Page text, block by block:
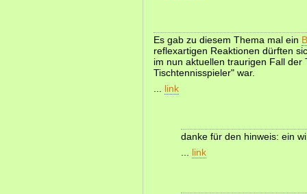
Es gab zu diesem Thema mal ein
reflexartigen Reaktionen dürften
im nun aktuellen traurigen Fall
Tischtennisspieler" war.
link
danke für den hinweis: ein
link